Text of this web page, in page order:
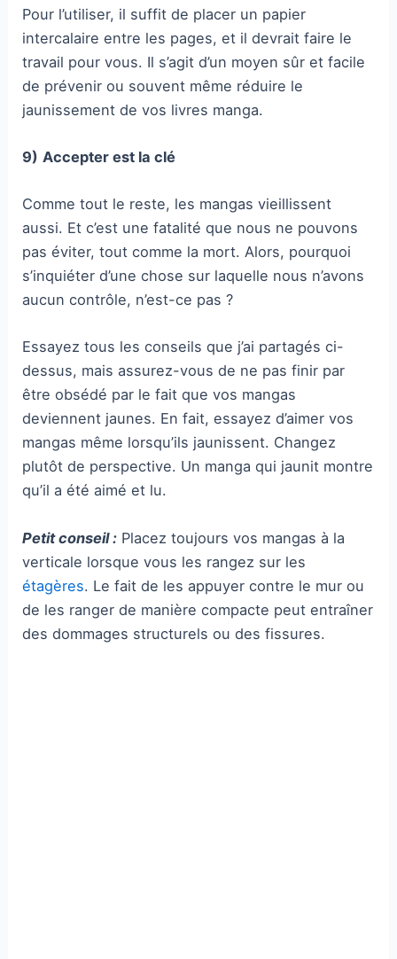
Pour l’utiliser, il suffit de placer un papier
intercalaire entre les pages, et il devrait faire le
travail pour vous. Il s’agit d’un moyen sûr et facile
de prévenir ou souvent même réduire le
jaunissement de vos livres manga.
9) Accepter est la clé
Comme tout le reste, les mangas vieillissent
aussi. Et c’est une fatalité que nous ne pouvons
pas éviter, tout comme la mort. Alors, pourquoi
s’inquiéter d’une chose sur laquelle nous n’avons
aucun contrôle, n’est-ce pas ?
Essayez tous les conseils que j’ai partagés ci-
dessus, mais assurez-vous de ne pas finir par
être obsédé par le fait que vos mangas
deviennent jaunes. En fait, essayez d’aimer vos
mangas même lorsqu’ils jaunissent. Changez
plutôt de perspective. Un manga qui jaunit montre
qu’il a été aimé et lu.
Petit conseil : Placez toujours vos mangas à la
verticale lorsque vous les rangez sur les
étagères. Le fait de les appuyer contre le mur ou
de les ranger de manière compacte peut entraîner
des dommages structurels ou des fissures.